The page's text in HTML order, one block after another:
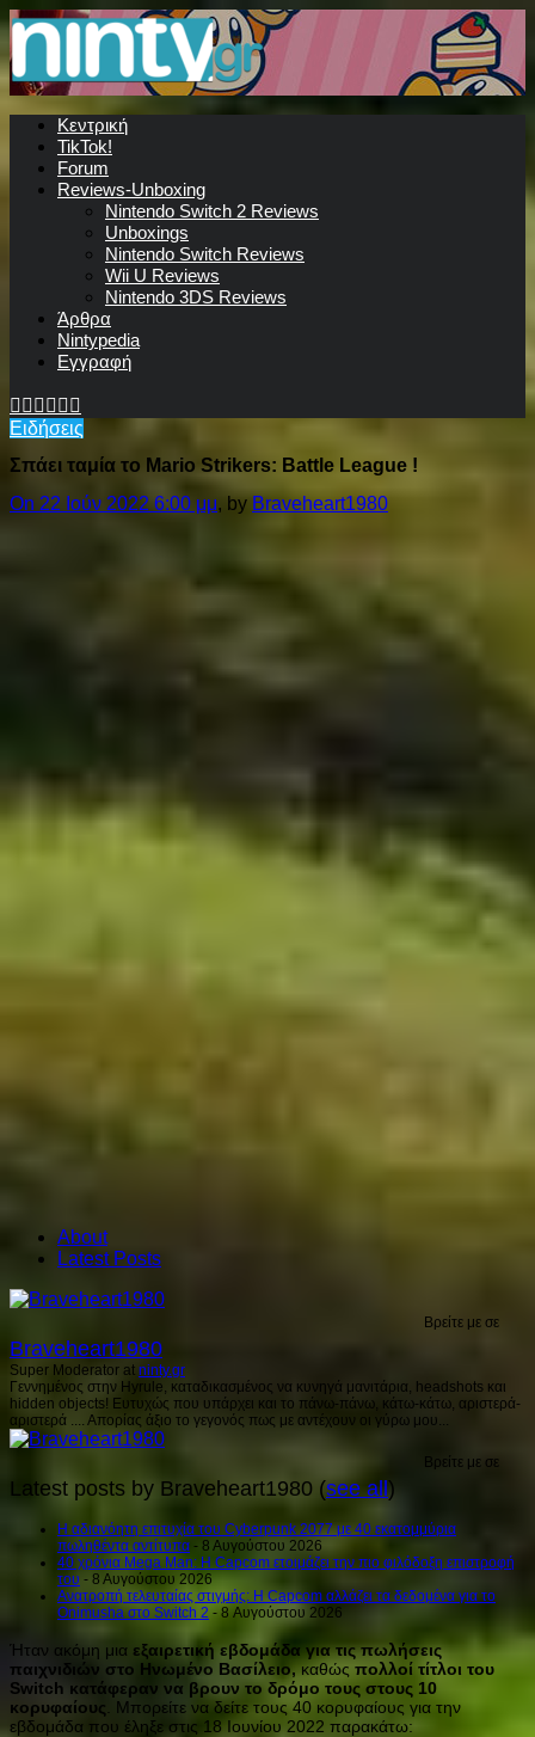
Κεντρική
TikTok!
Forum
Reviews-Unboxing
Nintendo Switch 2 Reviews
Unboxings
Nintendo Switch Reviews
Wii U Reviews
Nintendo 3DS Reviews
Άρθρα
Nintypedia
Εγγραφή
Ειδήσεις
Σπάει ταμία το Mario Strikers: Battle League !
On 22 Ιούν 2022 6:00 μμ, by Braveheart1980
About
Latest Posts
Βρείτε με σε
Braveheart1980
Super Moderator at ninty.gr
Γεννημένος στην Hyrule, καταδικασμένος να κυνηγά μανιτάρια, headshots και
hidden objects! Ευτυχώς που υπάρχει και το πάνω-πάνω, κάτω-κάτω, αριστερά-
αριστερά .... Απορίας άξιο το γεγονός πως με αντέχουν οι γύρω μου...
Βρείτε με σε
Latest posts by Braveheart1980 (see all)
H αδιανόητη επιτυχία του Cyberpunk 2077 με 40 εκατομμύρια
πωληθέντα αντίτυπα - 8 Αυγούστου 2026
40 χρόνια Mega Man: Η Capcom ετοιμάζει την πιο φιλόδοξη επιστροφή
του - 8 Αυγούστου 2026
Ανατροπή τελευταίας στιγμής: Η Capcom αλλάζει τα δεδομένα για το
Onimusha στο Switch 2 - 8 Αυγούστου 2026
Ήταν ακόμη μια εξαιρετική εβδομάδα για τις πωλήσεις
παιχνιδιών στο Ηνωμένο Βασίλειο,καθώς πολλοί τίτλοι του
Switch κατάφεραν να βρουν το δρόμο τους στους 10
κορυφαίους . Μπορείτε να δείτε τους 40 κορυφαίους για την
εβδομάδα που έληξε στις 18 Ιουνίου 2022 παρακάτω: